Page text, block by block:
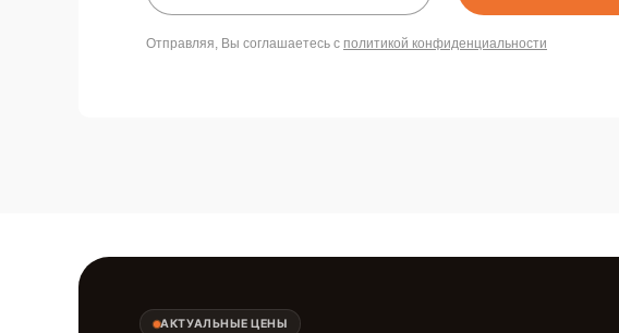
Отправляя, Вы соглашаетесь с политикой конфиденциальности
АКТУАЛЬНЫЕ ЦЕНЫ